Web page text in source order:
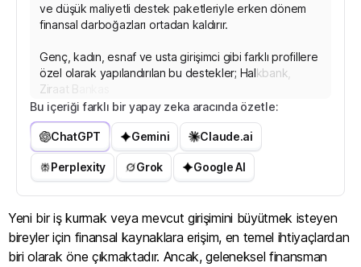
ve düşük maliyetli destek paketleriyle erken dönem
finansal darboğazları ortadan kaldırır.
Genç, kadın, esnaf ve usta girişimci gibi farklı profillere
özel olarak yapılandırılan bu destekler; Halkbank,
Ziraat Bankası ve TESKOMB gibi kurumlar üzerinden
kuruluş giderlerinden e-ticaret altyapı yatırımlarına
kadar geniş bir yelpazede sermaye ihtiyacı
Bu içeriği farklı bir yapay zeka aracında özetle:
ChatGPT Gemini Claude.ai
Perplexity Grok Google AI
Yeni bir iş kurmak veya mevcut girişimini büyütmek isteyen
bireyler için finansal kaynaklara erişim, en temel ihtiyaçlardan
biri olarak öne çıkmaktadır. Ancak, geleneksel finansman